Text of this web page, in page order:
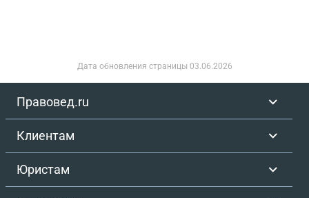
Дата обновления страницы 03.06.2026
Правовед.ru
Клиентам
Юристам